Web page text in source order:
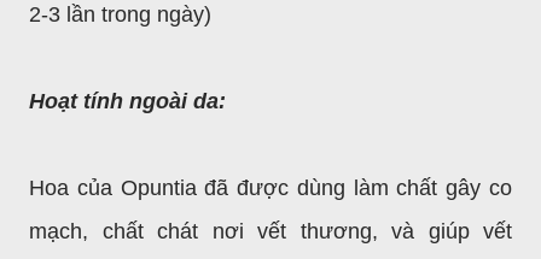
2-3 lần trong ngày)
Hoạt tính ngoài da:
Hoa của Opuntia đã được dùng làm chất gây co
mạch, chất chát nơi vết thương, và giúp vết